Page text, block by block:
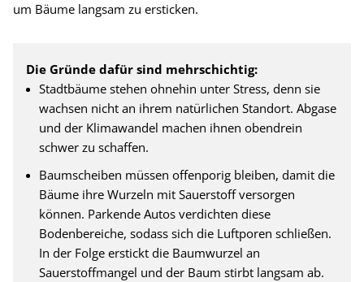
um Bäume langsam zu ersticken.
Die Gründe dafür sind mehrschichtig:
Stadtbäume stehen ohnehin unter Stress, denn sie
wachsen nicht an ihrem natürlichen Standort. Abgase
und der Klimawandel machen ihnen obendrein
schwer zu schaffen.
Baumscheiben müssen offenporig bleiben, damit die
Bäume ihre Wurzeln mit Sauerstoff versorgen
können. Parkende Autos verdichten diese
Bodenbereiche, sodass sich die Luftporen schließen.
In der Folge erstickt die Baumwurzel an
Sauerstoffmangel und der Baum stirbt langsam ab.